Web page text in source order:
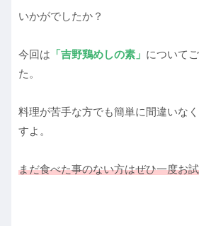
いかがでしたか？
今回は 「吉野鶏めしの素」 について
た。
料理が苦手な方でも簡単に間違いな
すよ。
まだ食べた事のない方はぜひ一度お